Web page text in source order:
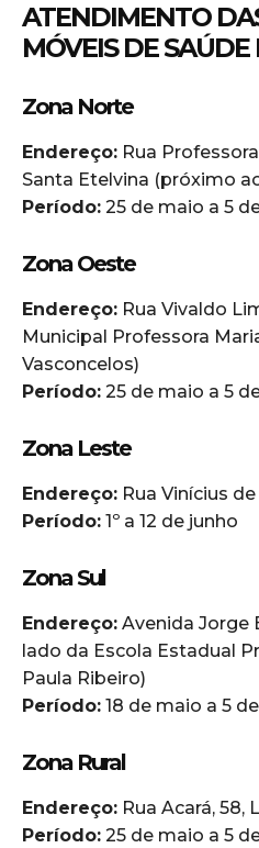
ATENDIMENTO
MÓVEIS DE
Zona Norte
Endereço: Rua
Santa Etelvina (próximo
Período: 25 de maio a 5
Zona Oeste
Endereço: Rua Vivaldo
Municipal Professora
Vasconcelos)
Período: 25 de maio a 5
Zona Leste
Endereço: Rua Vinícius
Período: 1º a 12 de junho
Zona Sul
Endereço: Avenida Jorge
lado da Escola Estadual
Paula Ribeiro)
Período: 18 de maio a 5
Zona Rural
Endereço: Rua Acará, 58,
Período: 25 de maio a 5